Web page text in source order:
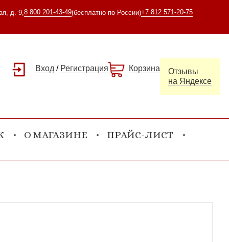
д. 9, 8 800 201-43-49(бесплатно по России)+7 812 571-20-75
Вход / Регистрация Корзина
Отзывы
на Яндексе
О МАГАЗИНЕ ПРАЙС-ЛИСТ